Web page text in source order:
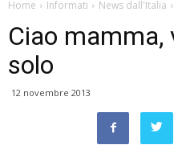
Home Informati News dall'Italia
Ciao mamma,
solo
12 novembre 2013